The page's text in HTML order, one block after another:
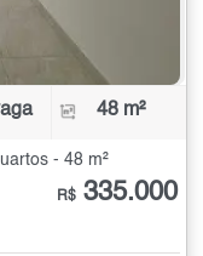
48 m²
- 48 m²
R$ 335.000